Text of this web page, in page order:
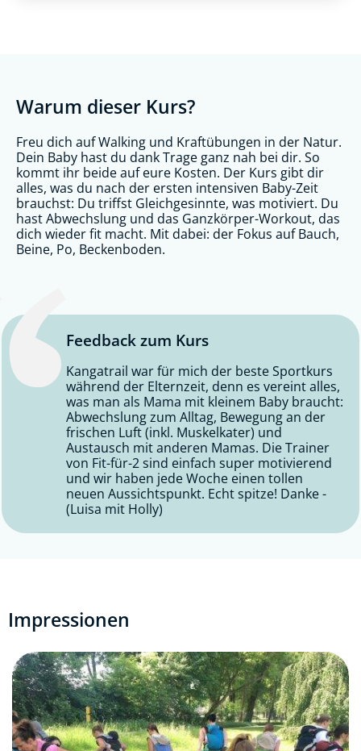
Warum dieser Kurs?
Freu dich auf Walking und Kraftübungen in der Natur.
Dein Baby hast du dank Trage ganz nah bei dir. So
kommt ihr beide auf eure Kosten. Der Kurs gibt dir
alles, was du nach der ersten intensiven Baby-Zeit
brauchst: Du triffst Gleichgesinnte, was motiviert. Du
hast Abwechslung und das Ganzkörper-Workout, das
dich wieder fit macht. Mit dabei: der Fokus auf Bauch,
Beine, Po, Beckenboden.
Feedback zum Kurs
Kangatrail war für mich der beste Sportkurs
während der Elternzeit, denn es vereint alles,
was man als Mama mit kleinem Baby braucht:
Abwechslung zum Alltag, Bewegung an der
frischen Luft (inkl. Muskelkater) und
Austausch mit anderen Mamas. Die Trainer
von Fit-für-2 sind einfach super motivierend
und wir haben jede Woche einen tollen
neuen Aussichtspunkt. Echt spitze! Danke -
(Luisa mit Holly)
Impressionen